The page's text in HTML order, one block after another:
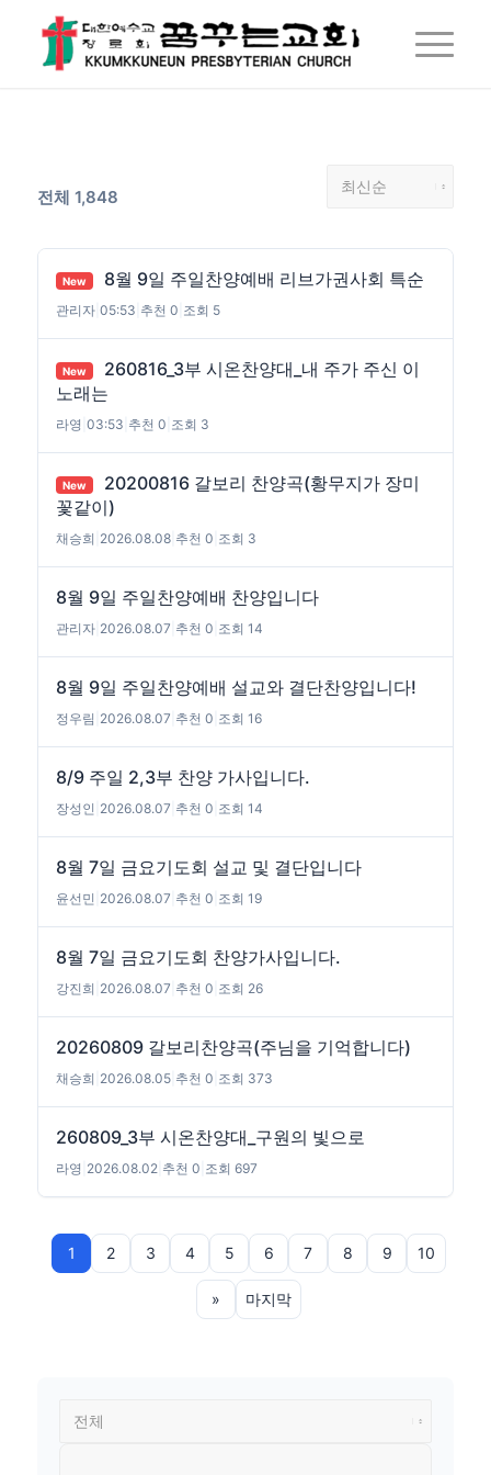
전체 1,848
New 8월 9일 주일찬양예배 리브가권사회 특순
관리자| 05:53 추천 0 조회 5
New
260816_3부 시온찬양대_내 주가 주신 이
노래는
라영 03:53 추천 0 조회 3
New
20200816 갈보리 찬양곡(황무지가 장미
꽃같이)
채승희 2026.08.08| 추천 0 조회 3
8월 9일 주일찬양예배 찬양입니다
관리자| 2026.08.07 추천 0 조회 14
8월 9일 주일찬양예배 설교와 결단찬양입니다!
정우림 2026.08.07 추천 0 조회 16
8/9 주일 2,3부 찬양 가사입니다.
장성인 2026.08.07 추천 0 조회 14
8월 7일 금요기도회 설교 및 결단입니다
윤선민 2026.08.07 추천 0 조회 19
8월 7일 금요기도회 찬양가사입니다.
강진희 2026.08.07 추천 0 조회 26
20260809 갈보리찬양곡(주님을 기억합니다)
채승희 2026.08.05| 추천 0 조회 373
260809_3부 시온찬양대_구원의 빛으로
라영 2026.08.02| 추천 0 조회 697
1 2 3 4 5 6 7 8 9 10
» 마지막